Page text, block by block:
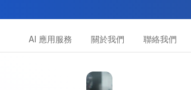
AI 應用服務 關於我們 聯絡我們